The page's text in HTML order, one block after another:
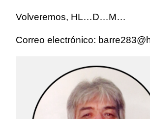
Volveremos, HL…D…M…
Correo electrónico: